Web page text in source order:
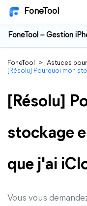
FoneTool
FoneTool – Gestion
FoneTool > Astuces
[Résolu] Pourquoi mon
[Résolu]
stockage
que j'ai
Vous vous